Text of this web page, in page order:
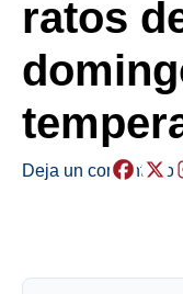
ratos
Deja un comentario